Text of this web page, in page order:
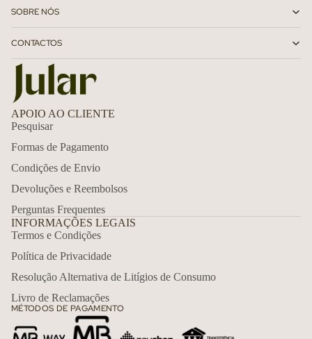
SOBRE NÓS
CONTACTOS
APOIO AO CLIENTE
Pesquisar
Formas de Pagamento
Condições de Envio
Devoluções e Reembolsos
Perguntas Frequentes
INFORMAÇÕES LEGAIS
Termos e Condições
Política de Privacidade
Resolução Alternativa de Litígios de Consumo
Livro de Reclamações
MÉTODOS DE PAGAMENTO
Política de reembolso
Política de privacidade
Termos do serviço
Política de envio